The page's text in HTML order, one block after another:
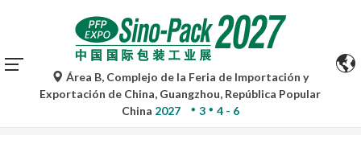
Las traducciones automáticas de Google Translate son
solo de referencia y pueden contener imprecisiones. Para
cualquier duda, consulte la versión original.
Área B, Complejo de la Feria de Importación y
Exportación de China, Guangzhou, República Popular
China 2027 3 4 - 6